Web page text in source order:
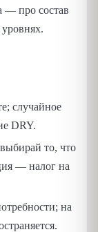
— про состав
случайное
DRY.
то, что
— налог на
на